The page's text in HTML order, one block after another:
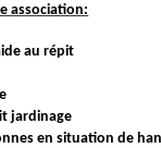
association:
au répit
jardinage
en situation de